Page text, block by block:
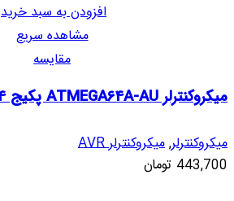
افزودن به سبد خرید
مشاهده سریع
مقایسه
میکروکنترلر ATMEGA64A-AU پکیج SMD TQFP-64
میکروکنترلر,میکروکنترلر AVR
443,700 تومان